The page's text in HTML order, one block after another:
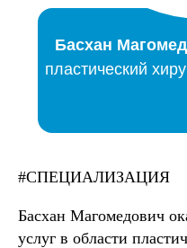
Басхан
пластический
#СПЕЦИАЛИЗАЦИЯ
Басхан Магомедович
услуг в области